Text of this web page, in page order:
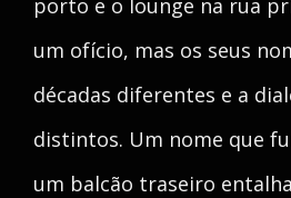
porto e o lounge na rua
um ofício, mas os seus
décadas diferentes e a
distintos. Um nome que
um balcão traseiro